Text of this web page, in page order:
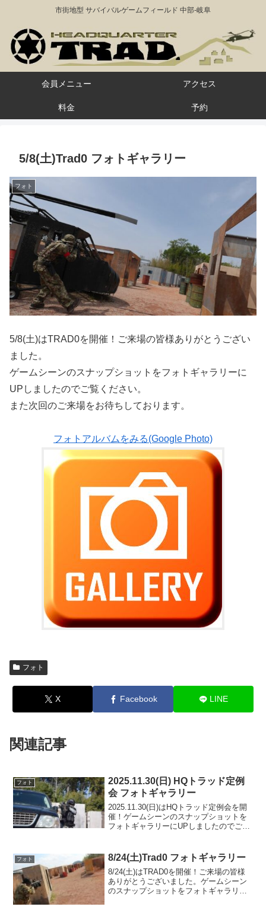
市街地型 サバイバルゲームフィールド 中部-岐阜
会員メニュー アクセス
料金 予約
5/8(土)Trad0 フォトギャラリー
フォト
5/8(土)はTRAD0を開催！ご来場の皆様ありがとうござい
ました。
ゲームシーンのスナップショットをフォトギャラリーに
UPしましたのでご覧ください。
また次回のご来場をお待ちしております。
フォトアルバムをみる(Google Photo)
フォト
X Facebook LINE
関連記事
フォト
2025.11.30(日) HQトラッド定例
会 フォトギャラリー
2025.11.30(日)はHQトラッド定例会を開
催！ゲームシーンのスナップショットを
フォトギャラリーにUPしましたのでご覧
Photo)
フォト 8/24(土)Trad0 フォトギャラリー
8/24(土)はTRAD0を開催！ご来場の皆様
ありがとうございました。ゲームシーン
のスナップショットをフォトギャラリー